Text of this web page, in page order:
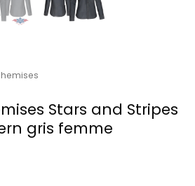
Stars and Stripes
gris femme